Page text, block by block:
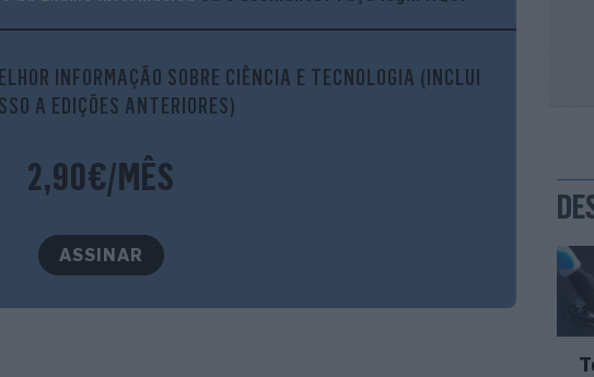
num Samsung Galaxy S23 Ultra
INFORMAÇÃO SOBRE CIÊNCIA E TECNOLOGIA (INCLUI
A EDIÇÕES ANTERIORES)
2,90€/MÊS
ASSINAR